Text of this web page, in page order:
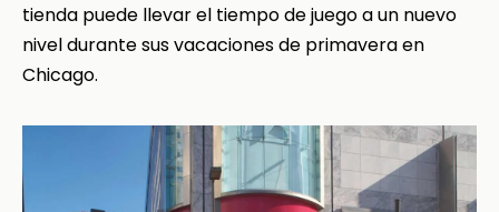
tienda puede llevar el tiempo de juego a un nuevo
nivel durante sus vacaciones de primavera en
Chicago.